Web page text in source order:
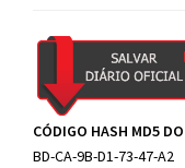
CÓDIGO HASH MD5
BD-CA-9B-D1-73-47-A2